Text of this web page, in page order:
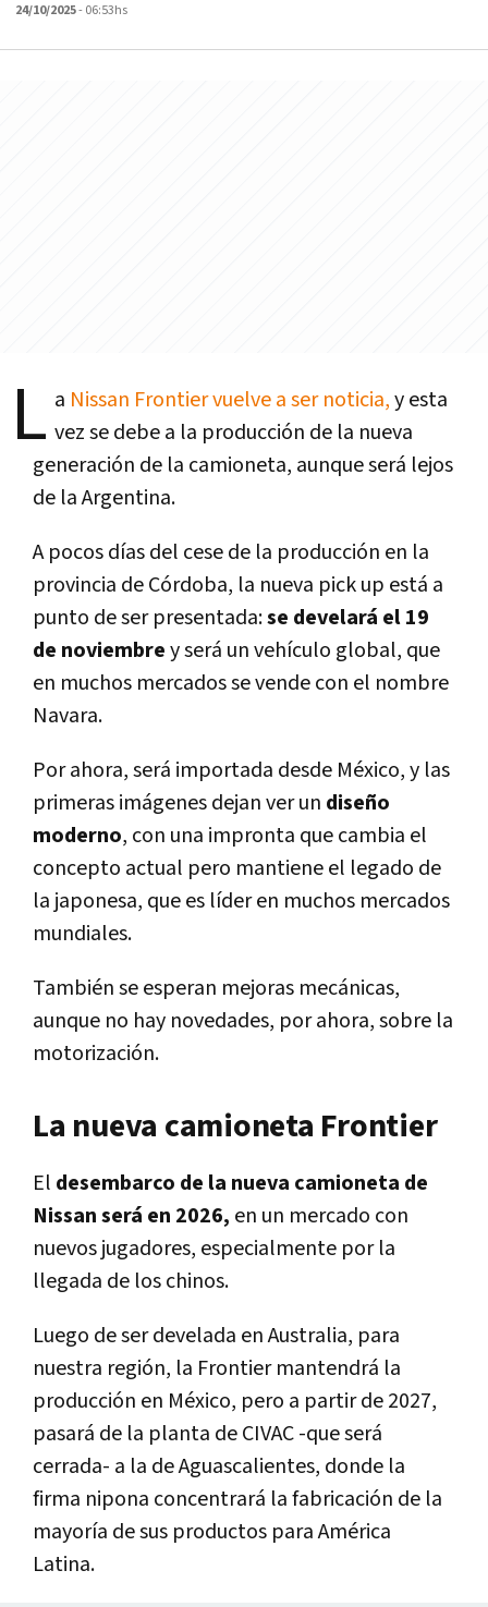
24/10/2025- 06:53hs
L a Nissan Frontier vuelve a ser noticia,y esta
vez se debe a la producción de la nueva
generación de la camioneta, aunque será lejos
de la Argentina.
A pocos días del cese de la producción en la
provincia de Córdoba, la nueva pick up está a
punto de ser presentada:se develará el 19
de noviembrey será un vehículo global, que
en muchos mercados se vende con el nombre
Navara.
Por ahora, será importada desde México, y las
primeras imágenes dejan ver un diseño
moderno, con una impronta que cambia el
concepto actual pero mantiene el legado de
la japonesa, que es líder en muchos mercados
mundiales.
También se esperan mejoras mecánicas,
aunque no hay novedades, por ahora, sobre la
motorización.
La nueva camioneta Frontier
El desembarco de la nueva camioneta de
Nissan será en 2026, en un mercado con
nuevos jugadores, especialmente por la
llegada de los chinos.
Luego de ser develada en Australia, para
nuestra región, la Frontier mantendrá la
producción en México, pero a partir de 2027,
pasará de la planta de CIVAC -que será
cerrada- a la de Aguascalientes, donde la
firma nipona concentrará la fabricación de la
mayoría de sus productos para América
Latina.